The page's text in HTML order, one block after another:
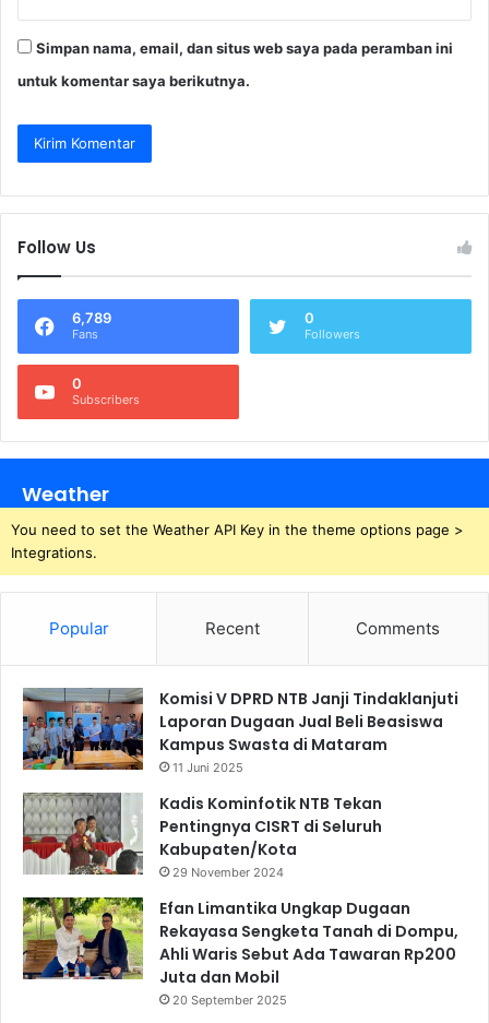
Simpan nama, email, dan situs web saya pada peramban ini
untuk komentar saya berikutnya.
Follow Us
6,789
Fans
0
Followers
0
Subscribers
Weather
You need to set the Weather API Key in the theme options page >
Integrations.
Popular Recent Comments
Komisi V DPRD NTB Janji Tindaklanjuti
Laporan Dugaan Jual Beli Beasiswa
Kampus Swasta di Mataram
11 Juni 2025
Kadis Kominfotik NTB Tekan
Pentingnya CISRT di Seluruh
Kabupaten/Kota
29 November 2024
Efan Limantika Ungkap Dugaan
Rekayasa Sengketa Tanah di Dompu,
Ahli Waris Sebut Ada Tawaran Rp200
Juta dan Mobil
20 September 2025